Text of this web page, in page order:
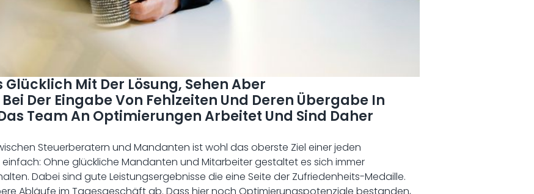
Mit Der Lösung, Sehen Aber
Der Eingabe Von Fehlzeiten Und Deren Übergabe In
Team An Optimierungen Arbeitet Und Sind Daher
Steuerberatern und Mandanten ist wohl das oberste Ziel einer jeden
einfach: Ohne glückliche Mandanten und Mitarbeiter gestaltet es sich immer
Dabei sind gute Leistungsergebnisse die eine Seite der Zufriedenheits-Medaille.